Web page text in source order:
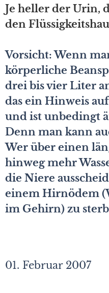
Je heller der Urin,
den
Vorsicht: Wenn
körperliche
drei bis vier Liter
das ein Hinweis
und ist unbedingt
Denn man kann
Wer über einen
hinweg mehr
die Niere
einem Hirnödem
im Gehirn) zu
01. Februar 2007